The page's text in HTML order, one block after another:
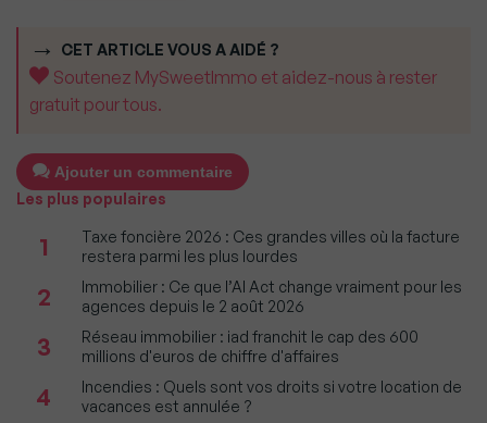
CET ARTICLE VOUS A AIDÉ ?
Soutenez MySweetImmo et aidez-nous à rester
gratuit pour tous.
Ajouter un commentaire
Les plus populaires
1
Taxe foncière 2026 : Ces grandes villes où la facture
restera parmi les plus lourdes
2
Immobilier : Ce que l’AI Act change vraiment pour les
agences depuis le 2 août 2026
3
Réseau immobilier : iad franchit le cap des 600
millions d'euros de chiffre d'affaires
4
Incendies : Quels sont vos droits si votre location de
vacances est annulée ?